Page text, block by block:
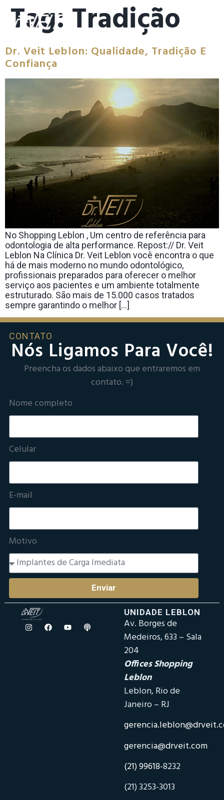
Tag: Tradição
Dr. Veit Leblon: Qualidade, Tradição E
Confiança
No Shopping Leblon , Um centro de referência para
odontologia de alta performance. Repost:// Dr. Veit
Leblon Na Clínica Dr. Veit Leblon você encontra o que
há de mais moderno no mundo odontológico,
profissionais preparados para oferecer o melhor
serviço aos pacientes e um ambiente totalmente
estruturado. São mais de 15.000 casos tratados
sempre garantindo o melhor […]
CONTATO
Nós Ligamos Para Você!
Preencha os dados abaixo que entraremos em
contato. =)
Nome completo
Celular
E-mail
Motivo
Enviar
UNIDADE LEBLON
Av. Borges de
Medeiros, 633 – Sala
204
Offices Shopping
Leblon
Leblon, Rio de
Janeiro – RJ
gerencia@drveit.com
(21) 99618-8232
(21) 3253-3013